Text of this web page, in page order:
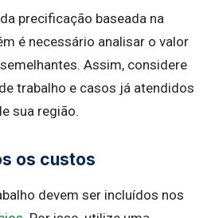
precificação baseada na
é necessário analisar o valor
Assim, considere
trabalho e casos já atendidos
sua região.
os custos
devem ser incluídos nos